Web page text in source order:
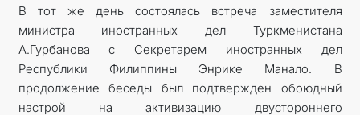
В тот же день состоялась встреча заместителя
министра иностранных дел Туркменистана
А.Гурбанова с Секретарем иностранных дел
Республики Филиппины Энрике Манало. В
продолжение беседы был подтвержден обоюдный
настрой на активизацию двустороннего